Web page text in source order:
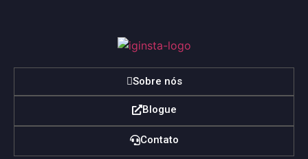
Sobre nós
Blogue
Contato